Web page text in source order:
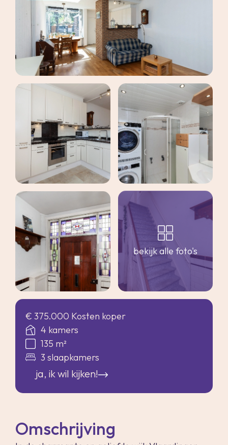
maak een afspraak
bekijk alle foto's
€ 375.000 Kosten koper
4 kamers
135 m²
3 slaapkamers
ja, ik wil kijken!
Omschrijving